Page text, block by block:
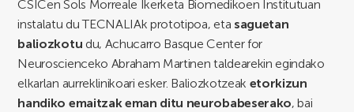
CSICen Sols Morreale Ikerketa Biomedikoen Institutuan
instalatu du TECNALIAk prototipoa, eta saguetan
baliozkotu du, Achucarro Basque Center for
Neuroscienceko Abraham Martinen taldearekin egindako
elkarlan aurreklinikoari esker. Baliozkotzeak etorkizun
handiko emaitzak eman ditu neurobabeserako, bai